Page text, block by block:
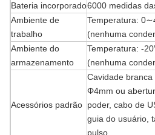
Bateria incorporado6000 medidas
Ambiente de
trabalho
Temperatura:
(nenhuma
Ambiente do
armazenamento
Temperatura: -
(nenhuma
Acessórios padrão
Cavidade branca
Φ4mm ou
poder, cabo de
guia do usuário,
pulso.